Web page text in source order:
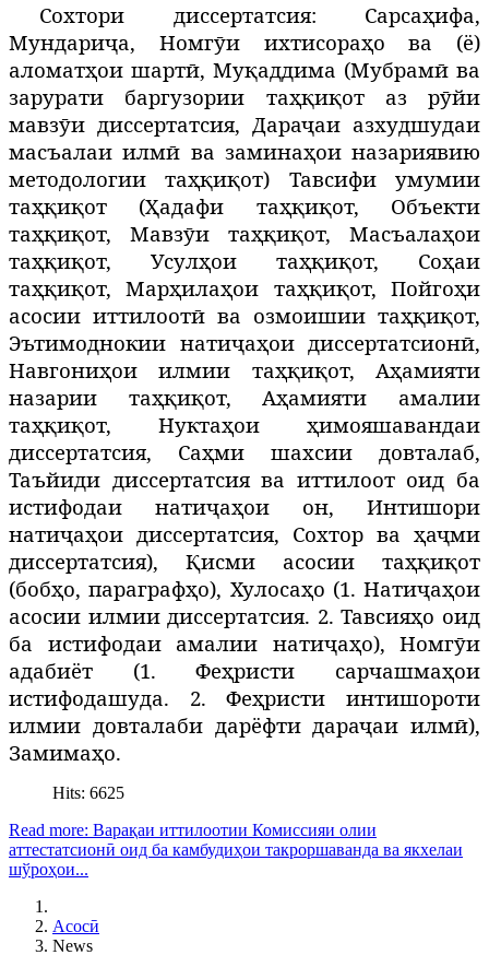
Сохтори диссертатсия: Сарсаҳифа,
Мундариҷа, Номгӯи ихтисораҳо ва (ё)
аломатҳои шартӣ, Муқаддима (Мубрамӣ ва
зарурати баргузории таҳқиқот аз рӯйи
мавзӯи диссертатсия, Дараҷаи азхудшудаи
масъалаи илмӣ ва заминаҳои назариявию
методологии таҳқиқот) Тавсифи умумии
таҳқиқот (Ҳадафи таҳқиқот, Объекти
таҳқиқот, Мавзӯи таҳқиқот, Масъалаҳои
таҳқиқот, Усулҳои таҳқиқот, Соҳаи
таҳқиқот, Марҳилаҳои таҳқиқот, Пойгоҳи
асосии иттилоотӣ ва озмоишии таҳқиқот,
Эътимоднокии натиҷаҳои диссертатсионӣ,
Навгониҳои илмии таҳқиқот, Аҳамияти
назарии таҳқиқот, Аҳамияти амалии
таҳқиқот, Нуктаҳои ҳимояшавандаи
диссертатсия, Саҳми шахсии довталаб,
Таъйиди диссертатсия ва иттилоот оид ба
истифодаи натиҷаҳои он, Интишори
натиҷаҳои диссертатсия, Сохтор ва ҳаҷми
диссертатсия), Қисми асосии таҳқиқот
(бобҳо, параграфҳо), Хулосаҳо (1. Натиҷаҳои
асосии илмии диссертатсия. 2. Тавсияҳо оид
ба истифодаи амалии натиҷаҳо), Номгӯи
адабиёт (1. Феҳристи сарчашмаҳои
истифодашуда. 2. Феҳристи интишороти
илмии довталаби дарёфти дараҷаи илмӣ),
Замимаҳо.
Hits: 6625
Read more: Варақаи иттилоотии Комиссияи олии
аттестатсионӣ оид ба камбудиҳои такроршаванда ва якхелаи
шўроҳои...
Асосӣ
News